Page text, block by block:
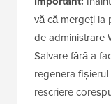
vă că mergeți la
de administrare
Salvare fără a
regenera
rescriere